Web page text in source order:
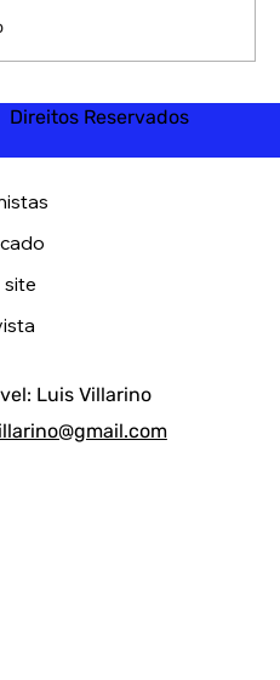
Reservados
Luis Villarino
site